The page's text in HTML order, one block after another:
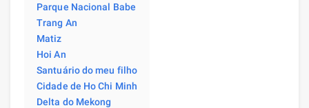
Parque Nacional Babe
Trang An
Matiz
Hoi An
Santuário do meu filho
Cidade de Ho Chi Minh
Delta do Mekong